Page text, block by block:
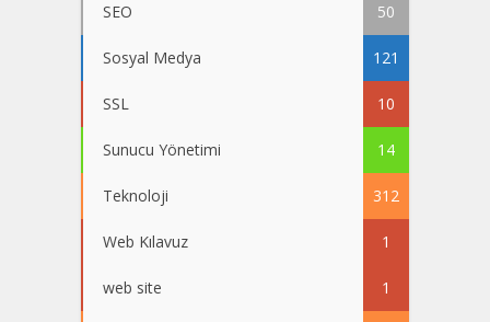
SEO 50
Sosyal Medya 121
SSL 10
Sunucu Yönetimi 14
Teknoloji 312
Web Kılavuz 1
web site 1